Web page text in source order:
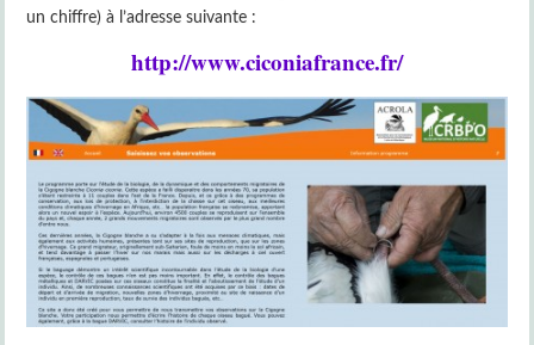
un chiffre) à l’adresse suivante :
http://www.ciconiafrance.fr/